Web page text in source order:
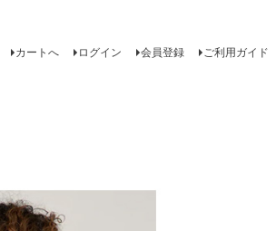
カートへ ログイン 会員登録 ご利用ガイド